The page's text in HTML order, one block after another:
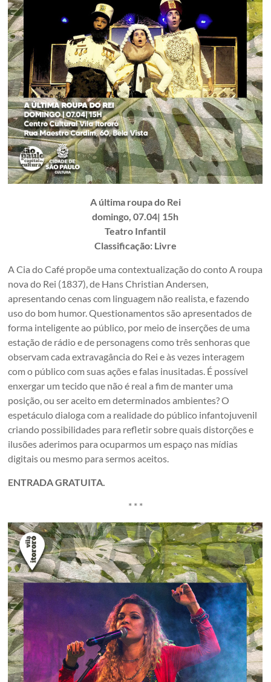
A última roupa do Rei
domingo, 07.04| 15h
Teatro Infantil
Classificação: Livre
A Cia do Café propõe uma contextualização do conto A roupa
nova do Rei (1837), de Hans Christian Andersen,
apresentando cenas com linguagem não realista, e fazendo
uso do bom humor. Questionamentos são apresentados de
forma inteligente ao público, por meio de inserções de uma
estação de rádio e de personagens como três senhoras que
observam cada extravagância do Rei e às vezes interagem
com o público com suas ações e falas inusitadas. É possível
enxergar um tecido que não é real a fim de manter uma
posição, ou ser aceito em determinados ambientes? O
espetáculo dialoga com a realidade do público infantojuvenil
criando possibilidades para refletir sobre quais distorções e
ilusões aderimos para ocuparmos um espaço nas mídias
digitais ou mesmo para sermos aceitos.
ENTRADA GRATUITA.
* * *